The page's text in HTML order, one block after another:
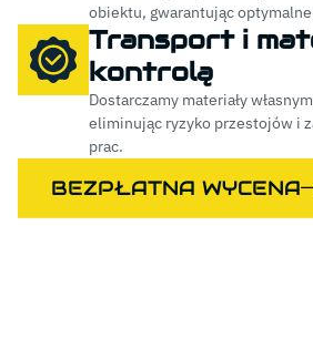
obiektu, gwarantując
Transport i
kontrolą
Dostarczamy materiały
eliminując ryzyko przestojów i
prac.
BEZPŁATNA WYCENA